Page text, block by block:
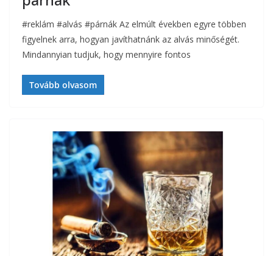
#reklám #alvás #párnák Az elmúlt években egyre többen
figyelnek arra, hogyan javíthatnánk az alvás minőségét.
Mindannyian tudjuk, hogy mennyire fontos
Tovább olvasom